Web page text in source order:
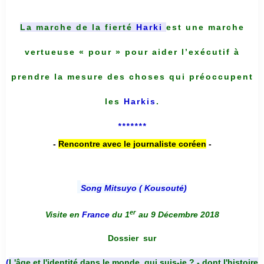
La marche de la fierté Harki est une marche
vertueuse « pour » pour aider l’exécutif à
prendre la mesure des choses qui préoccupent
les Harkis.
*******
- Rencontre avec le journaliste coréen -
Song Mitsuyo ( Kousouté)
Visite en France du 1er au 9 Décembre 2018
Dossier sur